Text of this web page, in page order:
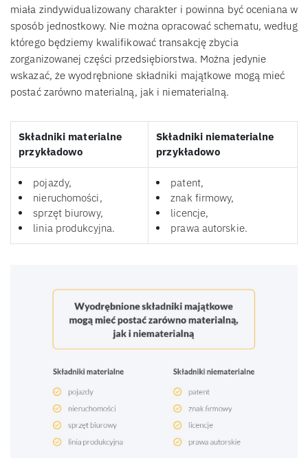
miała zindywidualizowany charakter i powinna być oceniana w
sposób jednostkowy. Nie można opracować schematu, według
którego będziemy kwalifikować transakcję zbycia
zorganizowanej części przedsiębiorstwa. Można jedynie
wskazać, że wyodrębnione składniki majątkowe mogą mieć
postać zarówno materialną, jak i niematerialną.
Składniki materialne
przykładowo
Składniki niematerialne
przykładowo
pojazdy,
nieruchomości,
sprzęt biurowy,
linia produkcyjna.
patent,
znak firmowy,
licencje,
prawa autorskie.